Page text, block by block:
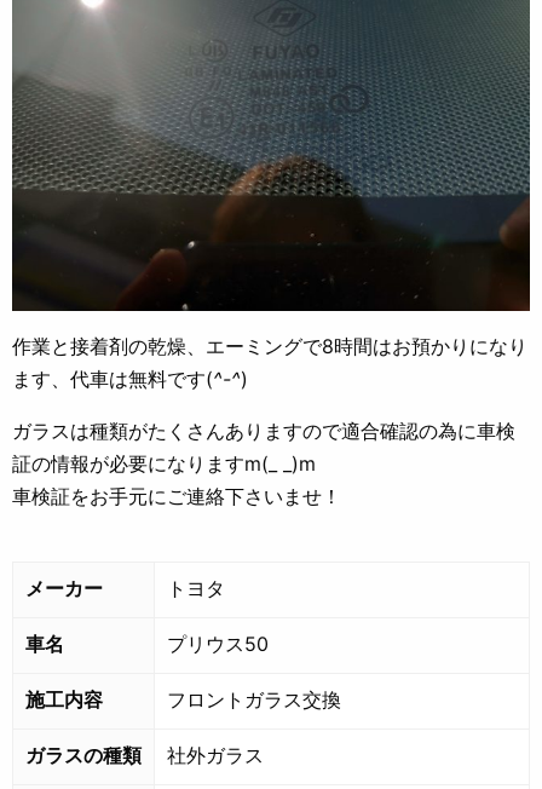
作業と接着剤の乾燥、エーミングで8時間はお預かりになり
ます、代車は無料です(^-^)
ガラスは種類がたくさんありますので適合確認の為に車検
証の情報が必要になりますm(_ _)m
車検証をお手元にご連絡下さいませ！
メーカー トヨタ
車名 プリウス50
施工内容 フロントガラス交換
ガラスの種類 社外ガラス